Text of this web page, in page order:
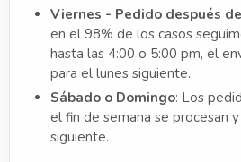
Viernes - Pedido después
en el 98% de los casos
hasta las 4:00 o 5:00 pm, el
para el lunes siguiente.
Sábado o Domingo: Los
el fin de semana se procesan
siguiente.